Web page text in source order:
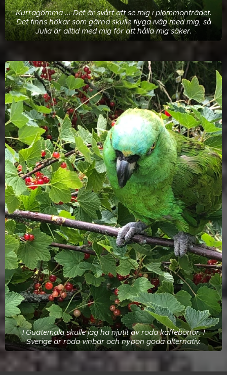
Kurragömma ... Det är svårt att se mig i plommonträdet.
Det finns hökar som gärna skulle flyga iväg med mig, så
Julia är alltid med mig för att hålla mig säker.
I Guatemala skulle jag ha njutit av röda kaffebönor. I
Sverige är röda vinbär och nypon goda alternativ.